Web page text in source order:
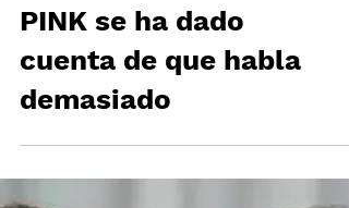
PINK se ha dado
cuenta de que habla
demasiado